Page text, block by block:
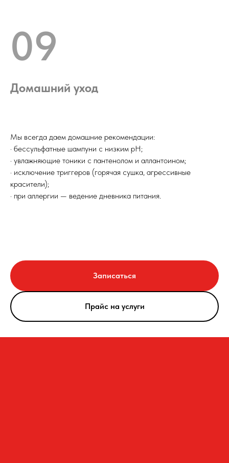
09
Домашний уход
Мы всегда даем домашние рекомендации:
· бессульфатные шампуни с низким pH;
· увлажняющие тоники с пантенолом и аллантоином;
· исключение триггеров (горячая сушка, агрессивные
красители);
· при аллергии — ведение дневника питания.
Записаться
Прайс на услуги